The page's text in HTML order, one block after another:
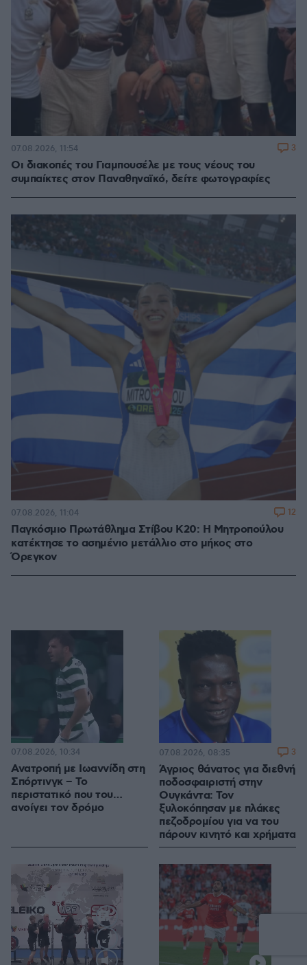
Οι διακοπές του Γιαμπουσέλε με τους νέους του
συμπαίκτες στον Παναθηναϊκό, δείτε φωτογραφίες
07.08.2026, 11:54 3
Παγκόσμιο Πρωτάθλημα Στίβου Κ20: Η Μητροπούλου
κατέκτησε το ασημένιο μετάλλιο στο μήκος στο
Όρεγκον
07.08.2026, 11:04 12
Ανατροπή με Ιωαννίδη στη
Σπόρτινγκ – Το
περιστατικό που του…
ανοίγει τον δρόμο
07.08.2026, 10:34
Άγριος θάνατος για διεθνή
ποδοσφαιριστή στην
Ουγκάντα: Τον
ξυλοκόπησαν με πλάκες
πεζοδρομίου για να του
πάρουν κινητό και χρήματα
07.08.2026, 08:35 3